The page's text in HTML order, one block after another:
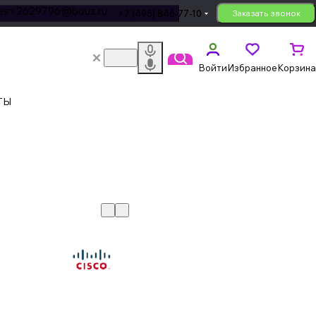
+7 (495) 846-77-10 Заказать звонок
ВойтиИзбранноеКорзина